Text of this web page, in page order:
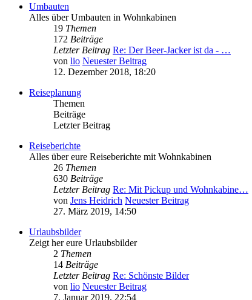
Umbauten
Alles über Umbauten in Wohnkabinen
19 Themen
172 Beiträge
Letzter Beitrag Re: Der Beer-Jacker ist da - …
von lio Neuester Beitrag
12. Dezember 2018, 18:20
Reiseplanung
Themen
Beiträge
Letzter Beitrag
Reiseberichte
Alles über eure Reiseberichte mit Wohnkabinen
26 Themen
630 Beiträge
Letzter Beitrag Re: Mit Pickup und Wohnkabine…
von Jens Heidrich Neuester Beitrag
27. März 2019, 14:50
Urlaubsbilder
Zeigt her eure Urlaubsbilder
2 Themen
14 Beiträge
Letzter Beitrag Re: Schönste Bilder
von lio Neuester Beitrag
7. Januar 2019, 22:54